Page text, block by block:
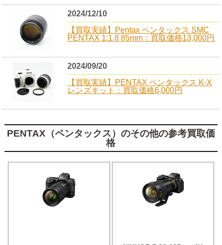
2024/12/10
【買取実績】Pentax ペンタックス SMC
PENTAX 1:1.8 85mm：買取価格13,000円
2024/09/20
【買取実績】PENTAX ペンタックス K-X
レンズキット：買取価格6,000円
PENTAX（ペンタックス）のその他の参考買取価
格